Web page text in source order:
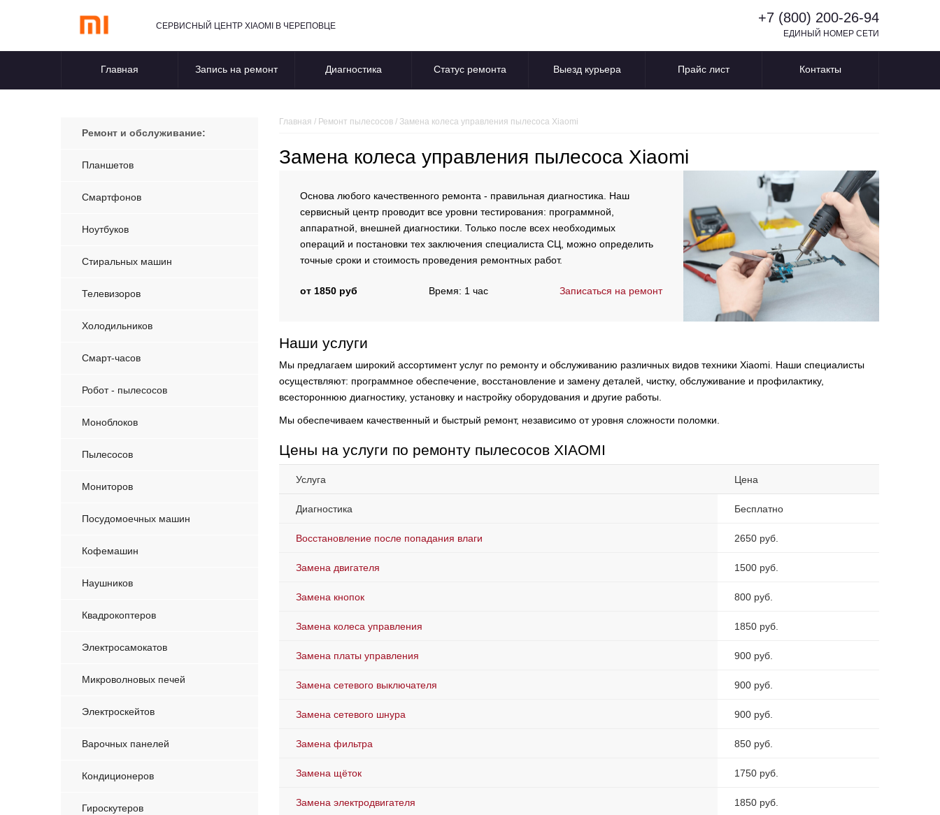
СЕРВИСНЫЙ ЦЕНТР XIAOMI В ЧЕРЕПОВЦЕ
+7 (800) 200-26-94
ЕДИНЫЙ НОМЕР СЕТИ
Главная Запись на ремонт Диагностика Статус ремонта Выезд курьера Прайс лист Контакты
Ремонт и обслуживание:
Планшетов
Смартфонов
Ноутбуков
Стиральных машин
Телевизоров
Холодильников
Смарт-часов
Робот - пылесосов
Моноблоков
Пылесосов
Мониторов
Посудомоечных машин
Кофемашин
Наушников
Квадрокоптеров
Электросамокатов
Микроволновых печей
Электроскейтов
Варочных панелей
Кондиционеров
Гироскутеров
Главная / Ремонт пылесосов / Замена колеса управления пылесоса Xiaomi
Замена колеса управления пылесоса Xiaomi
Основа любого качественного ремонта - правильная диагностика. Наш
сервисный центр проводит все уровни тестирования: программной,
аппаратной, внешней диагностики. Только после всех необходимых
операций и постановки тех заключения специалиста СЦ, можно определить
точные сроки и стоимость проведения ремонтных работ.
от 1850 руб Время: 1 час Записаться на ремонт
Наши услуги
Мы предлагаем широкий ассортимент услуг по ремонту и обслуживанию различных видов техники Xiaomi. Наши специалисты
осуществляют: программное обеспечение, восстановление и замену деталей, чистку, обслуживание и профилактику,
всестороннюю диагностику, установку и настройку оборудования и другие работы.
Мы обеспечиваем качественный и быстрый ремонт, независимо от уровня сложности поломки.
Цены на услуги по ремонту пылесосов XIAOMI
Услуга Цена
Диагностика Бесплатно
Восстановление после попадания влаги 2650 руб.
Замена двигателя 1500 руб.
Замена кнопок 800 руб.
Замена колеса управления 1850 руб.
Замена платы управления 900 руб.
Замена сетевого выключателя 900 руб.
Замена сетевого шнура 900 руб.
Замена фильтра 850 руб.
Замена щёток 1750 руб.
Замена электродвигателя 1850 руб.